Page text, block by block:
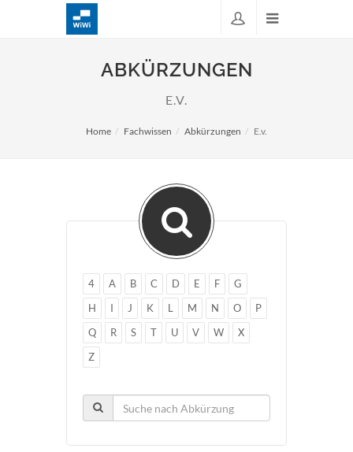
ABKÜRZUNGEN
E.V.
Home Fachwissen Abkürzungen E.v.
4 A B C D E F
G
H
I J K L M N O
P
Q
R S T U V W
X
Z